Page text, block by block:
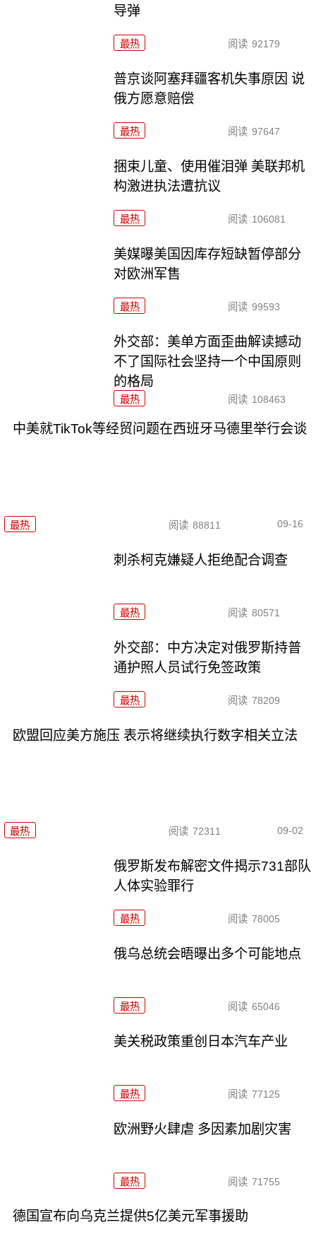
导弹
最热 阅读 92179
普京谈阿塞拜疆客机失事原因 说
俄方愿意赔偿
最热 阅读 97647
捆束儿童、使用催泪弹 美联邦机
构激进执法遭抗议
最热 阅读 106081
美媒曝美国因库存短缺暂停部分
对欧洲军售
最热 阅读 99593
外交部：美单方面歪曲解读撼动
不了国际社会坚持一个中国原则
的格局
最热 阅读 108463
中美就TikTok等经贸问题在西班牙马德里举行会谈
最热 阅读 88811 09-16
刺杀柯克嫌疑人拒绝配合调查
最热 阅读 80571
外交部：中方决定对俄罗斯持普
通护照人员试行免签政策
最热 阅读 78209
欧盟回应美方施压 表示将继续执行数字相关立法
最热 阅读 72311 09-02
俄罗斯发布解密文件揭示731部队
人体实验罪行
最热 阅读 78005
俄乌总统会晤曝出多个可能地点
最热 阅读 65046
美关税政策重创日本汽车产业
最热 阅读 77125
欧洲野火肆虐 多因素加剧灾害
最热 阅读 71755
德国宣布向乌克兰提供5亿美元军事援助